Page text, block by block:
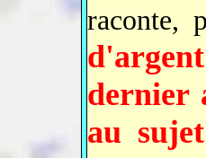
raconte,
dernier
au